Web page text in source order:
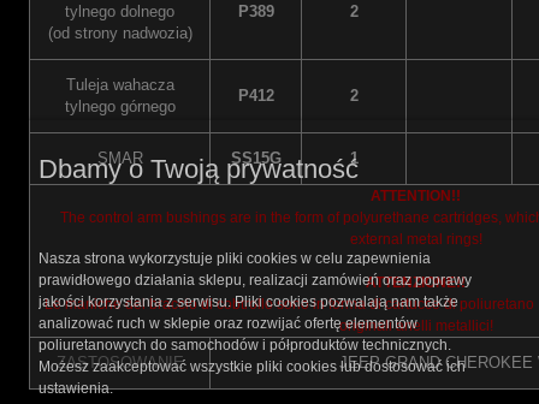
tylnego dolnego
(od strony nadwozia)
P389 2
Tuleja wahacza
tylnego górnego
P412 2
SMAR SS15G 1
ATTENTION!!
The control arm bushings are in the form of polyurethane cartridges,
external metal rings!
ATTENZIONE!!
Le maniche del braccio di cobtrollo sono in forma di cartucce di
originali anelli metallici!
ZASTOSOWANIE JEEP GRAND CHEROKEE
Dbamy o Twoją prywatność
Nasza strona wykorzystuje pliki cookies w celu zapewnienia
prawidłowego działania sklepu, realizacji zamówień oraz poprawy
jakości korzystania z serwisu. Pliki cookies pozwalają nam także
analizować ruch w sklepie oraz rozwijać ofertę elementów
poliuretanowych do samochodów i półproduktów technicznych.
Możesz zaakceptować wszystkie pliki cookies lub dostosować ich
ustawienia.